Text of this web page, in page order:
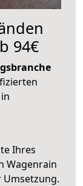
94€
Ihres
Wagenrain
Umsetzung.